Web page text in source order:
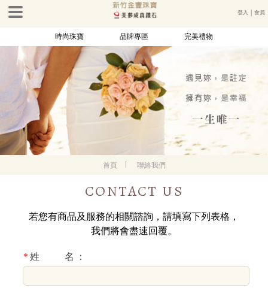
登入 │會員
時尚珠寶 品牌專區 完美禮物
首頁 聯絡我們
CONTACT US
若您有商品及服務的相關諮詢，請填寫下列表格，
我們將會盡速回覆。
*姓 名：